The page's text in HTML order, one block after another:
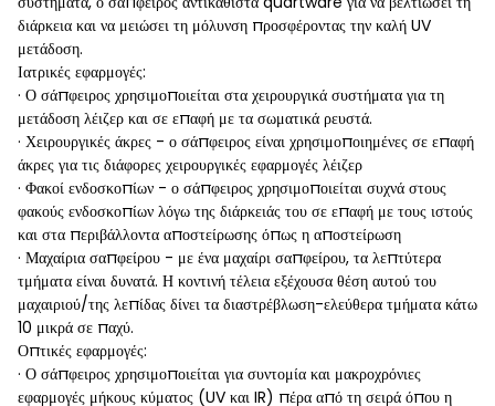
διάρκεια και να μειώσει τη μόλυνση προσφέροντας την καλή UV
μετάδοση.
Ιατρικές εφαρμογές:
· Ο σάπφειρος χρησιμοποιείται στα χειρουργικά συστήματα για τη
μετάδοση λέιζερ και σε επαφή με τα σωματικά ρευστά.
· Χειρουργικές άκρες - ο σάπφειρος είναι χρησιμοποιημένες σε επαφή
άκρες για τις διάφορες χειρουργικές εφαρμογές λέιζερ
· Φακοί ενδοσκοπίων - ο σάπφειρος χρησιμοποιείται συχνά στους
φακούς ενδοσκοπίων λόγω της διάρκειάς του σε επαφή με τους ιστούς
και στα περιβάλλοντα αποστείρωσης όπως η αποστείρωση
· Μαχαίρια σαπφείρου - με ένα μαχαίρι σαπφείρου, τα λεπτύτερα
τμήματα είναι δυνατά. Η κοντινή τέλεια εξέχουσα θέση αυτού του
μαχαιριού/της λεπίδας δίνει τα διαστρέβλωση-ελεύθερα τμήματα κάτω
10 μικρά σε παχύ.
Οπτικές εφαρμογές:
· Ο σάπφειρος χρησιμοποιείται για συντομία και μακροχρόνιες
εφαρμογές μήκους κύματος (UV και IR) πέρα από τη σειρά όπου η